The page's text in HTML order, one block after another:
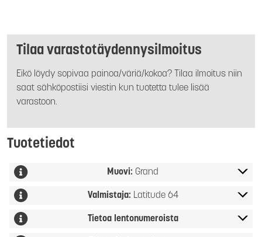
Tilaa varastotäydennysilmoitus
Eikö löydy sopivaa painoa/väriä/kokoa? Tilaa ilmoitus niin
saat sähköpostiisi viestin kun tuotetta tulee lisää
varastoon.
Tuotetiedot
Muovi: Grand
Valmistaja: Latitude 64
Tietoa lentonumeroista